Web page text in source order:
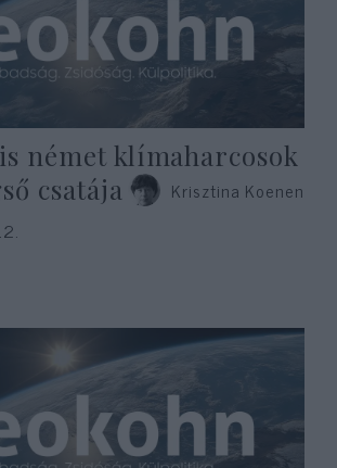
német klímaharcosok
csatája
Krisztina Koenen